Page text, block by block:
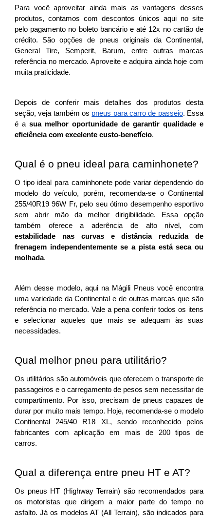
Para você aproveitar ainda mais as vantagens desses
produtos, contamos com descontos únicos aqui no site
pelo pagamento no boleto bancário e até 12x no cartão de
crédito. São opções de pneus originais da Continental,
General Tire, Semperit, Barum, entre outras marcas
referência no mercado. Aproveite e adquira ainda hoje com
muita praticidade.
Depois de conferir mais detalhes dos produtos desta
seção, veja também os pneus para carro de passeio. Essa
é a sua melhor oportunidade de garantir qualidade e
eficiência com excelente custo-benefício.
Qual é o pneu ideal para caminhonete?
O tipo ideal para caminhonete pode variar dependendo do
modelo do veículo, porém, recomenda-se o Continental
255/40R19 96W Fr, pelo seu ótimo desempenho esportivo
sem abrir mão da melhor dirigibilidade. Essa opção
estabilidade nas curvas e distância reduzida de
frenagem independentemente se a pista está seca ou
molhada.
Além desse modelo, aqui na Mágili Pneus você encontra
uma variedade da Continental e de outras marcas que são
referência no mercado. Vale a pena conferir todos os itens
e selecionar aqueles que mais se adequam às suas
necessidades.
Qual melhor pneu para utilitário?
Os utilitários são automóveis que oferecem o transporte de
passageiros e o carregamento de pesos sem necessitar de
compartimento. Por isso, precisam de pneus capazes de
durar por muito mais tempo. Hoje, recomenda-se o modelo
Continental 245/40 R18 XL, sendo reconhecido pelos
fabricantes com aplicação em mais de 200 tipos de
carros.
Qual a diferença entre pneu HT e AT?
Os pneus HT (Highway Terrain) são recomendados para
os motoristas que dirigem a maior parte do tempo no
asfalto. Já os modelos AT (All Terrain), são indicados para